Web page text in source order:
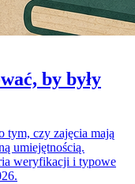
by były
tym, czy zajęcia mają
umiejętnością.
weryfikacji i typowe